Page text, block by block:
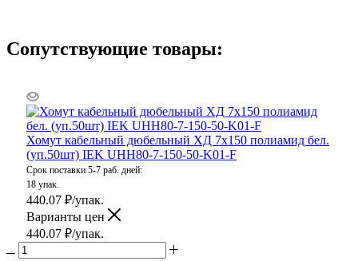
Сопутствующие товары:
Хомут кабельный дюбельный ХД 7х150 полиамид бел.
(уп.50шт) IEK UHH80-7-150-50-K01-F
Срок поставки 5-7 раб. дней:
18 упак.
440.07 ₽/упак.
Варианты цен
440.07 ₽/упак.